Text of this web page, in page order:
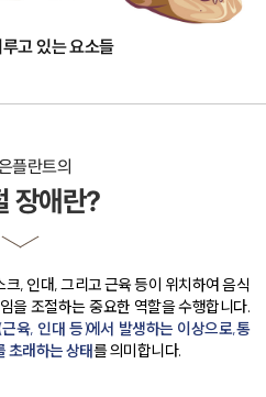
몸치료
랑니발치
후에는?
뮤니티
인상담
공지사항
조은칼럼
고 있는 요소들
플란트의
장애란?
, 인대, 그리고 근육 등이 위치하여음식
을 조절하는 중요한 역할을 수행합니다.
육, 인대 등)에서 발생하는 이상으로,통
초래하는 상태를 의미합니다.